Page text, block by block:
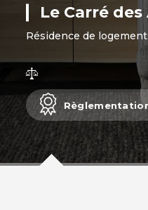
Le Carré
Résidence de